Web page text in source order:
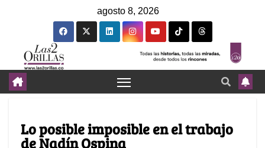
agosto 8, 2026
Lo posible imposible en el trabajo
de Nadín Ospina